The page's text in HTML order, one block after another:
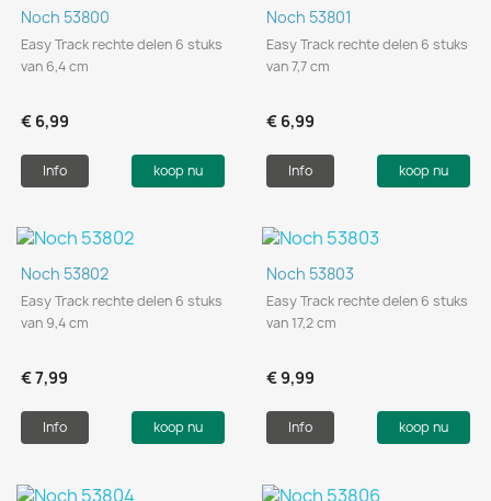
Noch 53800
Easy Track rechte delen 6 stuks
van 6,4 cm
€ 6,99
Info koop nu
Noch 53801
Easy Track rechte delen 6 stuks
van 7,7 cm
€ 6,99
Info koop nu
Noch 53802
Easy Track rechte delen 6 stuks
van 9,4 cm
€ 7,99
Info koop nu
Noch 53803
Easy Track rechte delen 6 stuks
van 17,2 cm
€ 9,99
Info koop nu